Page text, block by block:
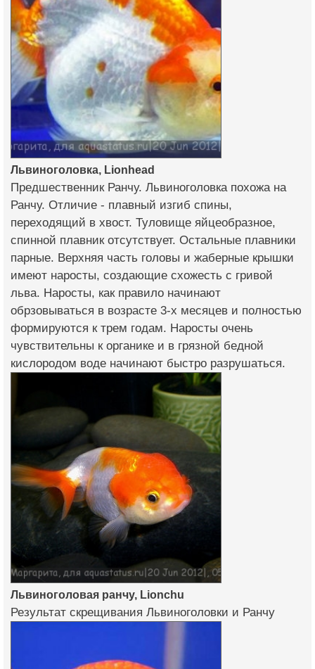
Львиноголовка, Lionhead
Предшественник Ранчу. Львиноголовка похожа на
Ранчу. Отличие - плавный изгиб спины,
переходящий в хвост. Туловище яйцеобразное,
спинной плавник отсутствует. Остальные плавники
парные. Верхняя часть головы и жаберные крышки
имеют наросты, создающие схожесть с гривой
льва. Наросты, как правило начинают
обрзовываться в возрасте 3-х месяцев и полностью
формируются к трем годам. Наросты очень
чувствительны к органике и в грязной бедной
кислородом воде начинают быстро разрушаться.
Львиноголовая ранчу, Lionchu
Результат скрещивания Львиноголовки и Ранчу